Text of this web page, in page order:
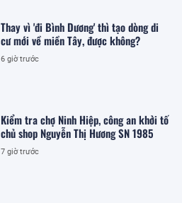
Thay vì 'đi Bình Dương' thì tạo dòng di
cư mới về miền Tây, được không?
6 giờ trước
Kiểm tra chợ Ninh Hiệp, công an khởi tố
chủ shop Nguyễn Thị Hương SN 1985
7 giờ trước